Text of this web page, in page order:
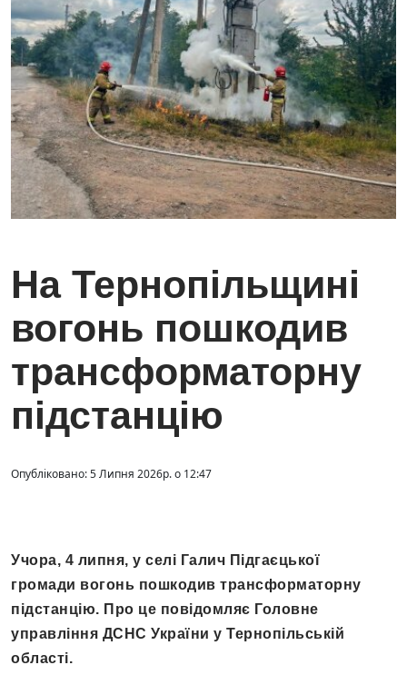
На Тернопільщині
вогонь пошкодив
трансформаторну
підстанцію
Опубліковано: 5 Липня 2026р. о 12:47
Учора, 4 липня, у селі Галич Підгаєцької
громади вогонь пошкодив трансформаторну
підстанцію. Про це повідомляє Головне
управління ДСНС України у Тернопільській
області.